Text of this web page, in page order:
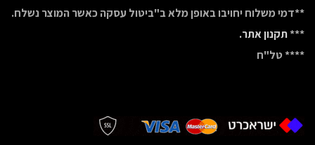
**דמי משלוח יחויבו באופן מלא ב"ביטול עסקה כאשר המוצר נשלח.
***תקנון אתר.
**** טל"ח